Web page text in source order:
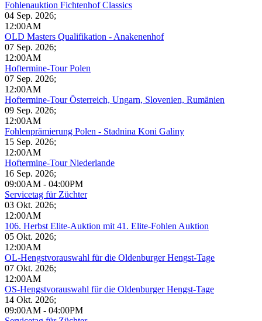
Fohlenauktion Fichtenhof Classics
04 Sep. 2026;
12:00AM
OLD Masters Qualifikation - Anakenenhof
07 Sep. 2026;
12:00AM
Hoftermine-Tour Polen
07 Sep. 2026;
12:00AM
Hoftermine-Tour Österreich, Ungarn, Slovenien, Rumänien
09 Sep. 2026;
12:00AM
Fohlenprämierung Polen - Stadnina Koni Galiny
15 Sep. 2026;
12:00AM
Hoftermine-Tour Niederlande
16 Sep. 2026;
09:00AM - 04:00PM
Servicetag für Züchter
03 Okt. 2026;
12:00AM
106. Herbst Elite-Auktion mit 41. Elite-Fohlen Auktion
05 Okt. 2026;
12:00AM
OL-Hengstvorauswahl für die Oldenburger Hengst-Tage
07 Okt. 2026;
12:00AM
OS-Hengstvorauswahl für die Oldenburger Hengst-Tage
14 Okt. 2026;
09:00AM - 04:00PM